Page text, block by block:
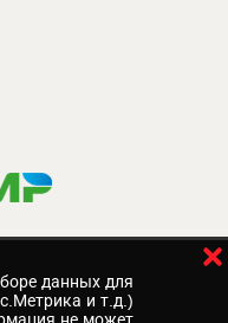
данных для
и т.д.)